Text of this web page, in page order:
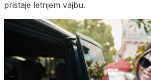
pristaje letnjem vajbu.